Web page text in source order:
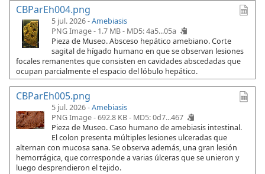
CBParEh004.png
5 jul. 2026 -Amebiasis
PNG Image - 1.7 MB - MD5: 4a5...05a
Pieza de Museo. Absceso hepático amebiano. Corte
sagital de hígado humano en que se observan lesiones
focales remanentes que consisten en cavidades abscedadas que
ocupan parcialmente el espacio del lóbulo hepático.
CBParEh005.png
5 jul. 2026 -Amebiasis
PNG Image - 692.8 KB - MD5: 0d7...467
Pieza de Museo. Caso humano de amebiasis intestinal.
El colon presenta múltiples lesiones ulceradas que
alternan con mucosa sana. Se observa además, una gran lesión
hemorrágica, que corresponde a varias úlceras que se unieron y
luego desprendieron el tejido.